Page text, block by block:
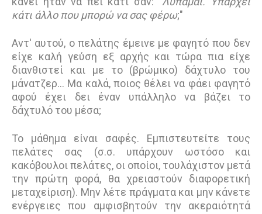
κάτι άλλο που μπορώ να σας φέρω;"
Αντ' αυτού, ο πελάτης έμεινε με φαγητό που δεν
είχε καλή γεύση εξ αρχής και τώρα πια είχε
διανθιστεί και με το (βρώμικο) δάχτυλο του
μάνατζερ… Μα καλά, ποιος θέλει να φάει φαγητό
αφού έχει δει έναν υπάλληλο να βάζει το
δάχτυλό του μέσα;
Το μάθημα είναι σαφές. Εμπιστευτείτε τους
πελάτες σας (σ.σ. υπάρχουν ωστόσο και
κακόβουλοι πελάτες, οι οποίοι, τουλάχιστον μετά
την πρώτη φορά, θα χρειαστούν διαφορετική
μεταχείριση). Μην λέτε πράγματα και μην κάνετε
ενέργειες που αμφισβητούν την ακεραιότητά